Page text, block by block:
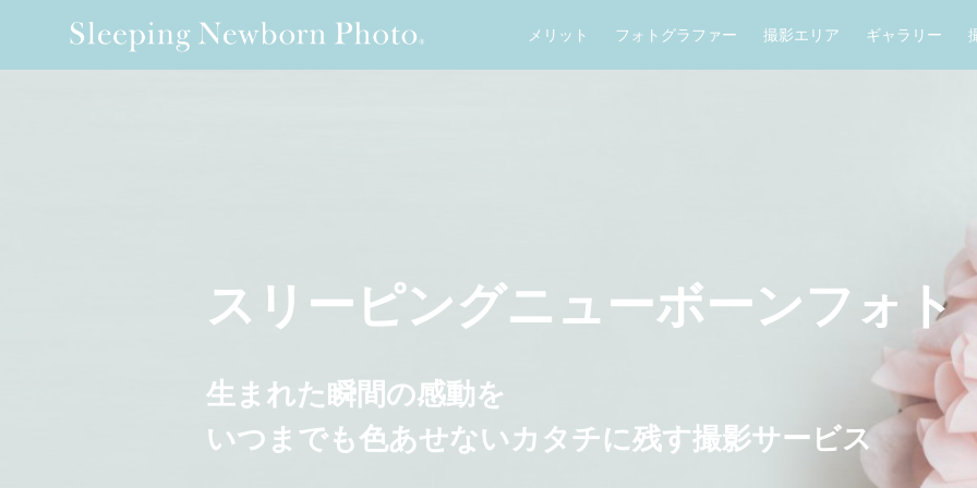
メリット フォトグラファー 撮影エリア ギャラリー
スリーピングニューボーンフォト
生まれた瞬間の感動を
いつまでも色あせないカタチに残す撮影サービス